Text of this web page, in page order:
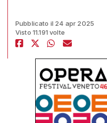
Pubblicato il 24 apr 2025
Visto 11.191 volte